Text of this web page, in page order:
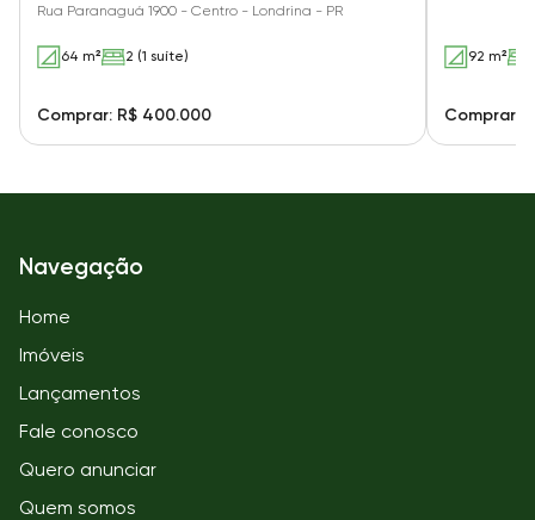
Rua Paranaguá 1900 - Centro - Londrina - PR
64 m² 2 (1 suíte)
Comprar: R$ 400.000
92 m²
Comprar:
Navegação
Home
Imóveis
Lançamentos
Fale conosco
Quero anunciar
Quem somos